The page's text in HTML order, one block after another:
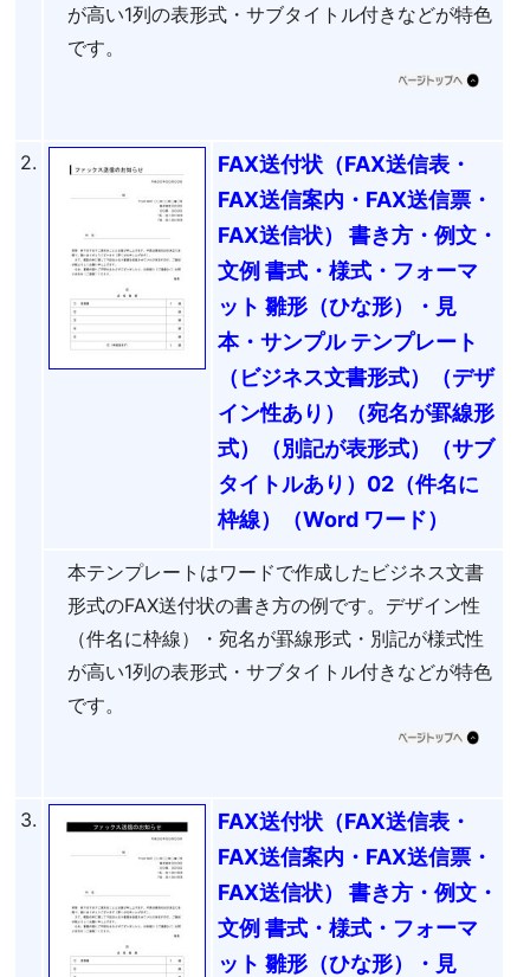
が高い1列の表形式・サブタイトル付きなどが特色
です。
2.
FAX送付状（FAX送信表・
FAX送信案内・FAX送信票・
FAX送信状） 書き方・例文・
文例 書式・様式・フォーマ
ット 雛形（ひな形）・見
本・サンプル テンプレート
（ビジネス文書形式）（デザ
イン性あり）（宛名が罫線形
式）（別記が表形式）（サブ
タイトルあり）02（件名に
枠線）（Word ワード）
本テンプレートはワードで作成したビジネス文書
形式のFAX送付状の書き方の例です。デザイン性
（件名に枠線）・宛名が罫線形式・別記が様式性
が高い1列の表形式・サブタイトル付きなどが特色
です。
3.
FAX送付状（FAX送信表・
FAX送信案内・FAX送信票・
FAX送信状） 書き方・例文・
文例 書式・様式・フォーマ
ット 雛形（ひな形）・見